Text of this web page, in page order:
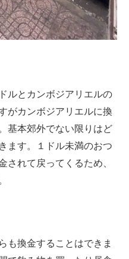
ルとカンボジアリエルの
がカンボジアリエルに換
基本郊外でない限りはど
ます。１ドル未満のおつ
されて戻ってくるため、
も換金することはできま